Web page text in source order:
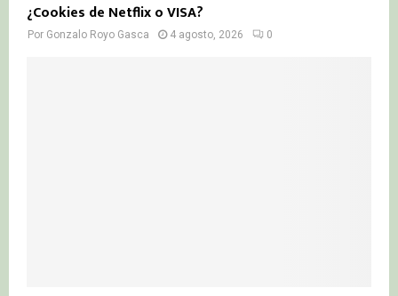
¿Cookies de Netflix o VISA?
Por Gonzalo Royo Gasca 4 agosto, 2026 0